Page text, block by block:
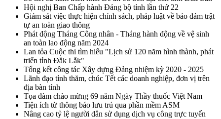
Hội nghị Ban Chấp hành Đảng bộ tỉnh lần thứ 22
Giám sát việc thực hiện chính sách, pháp luật về bảo đảm trật
tự an toàn giao thông
Phát động Tháng Công nhân - Tháng hành động về vệ sinh
an toàn lao động năm 2024
Lan tỏa Cuộc thi tìm hiểu "Lịch sử 120 năm hình thành, phát
triển tỉnh Đắk Lắk"
Tổng kết công tác Xây dựng Đảng nhiệm kỳ 2020 - 2025
Lãnh đạo tỉnh thăm, chúc Tết các doanh nghiệp, đơn vị trên
địa bàn tỉnh
Tọa đàm chào mừng 69 năm Ngày Thầy thuốc Việt Nam
Tiện ích từ thông báo lưu trú qua phần mềm ASM
Nâng cao tỷ lệ người dân sử dụng dịch vụ công trực tuyến